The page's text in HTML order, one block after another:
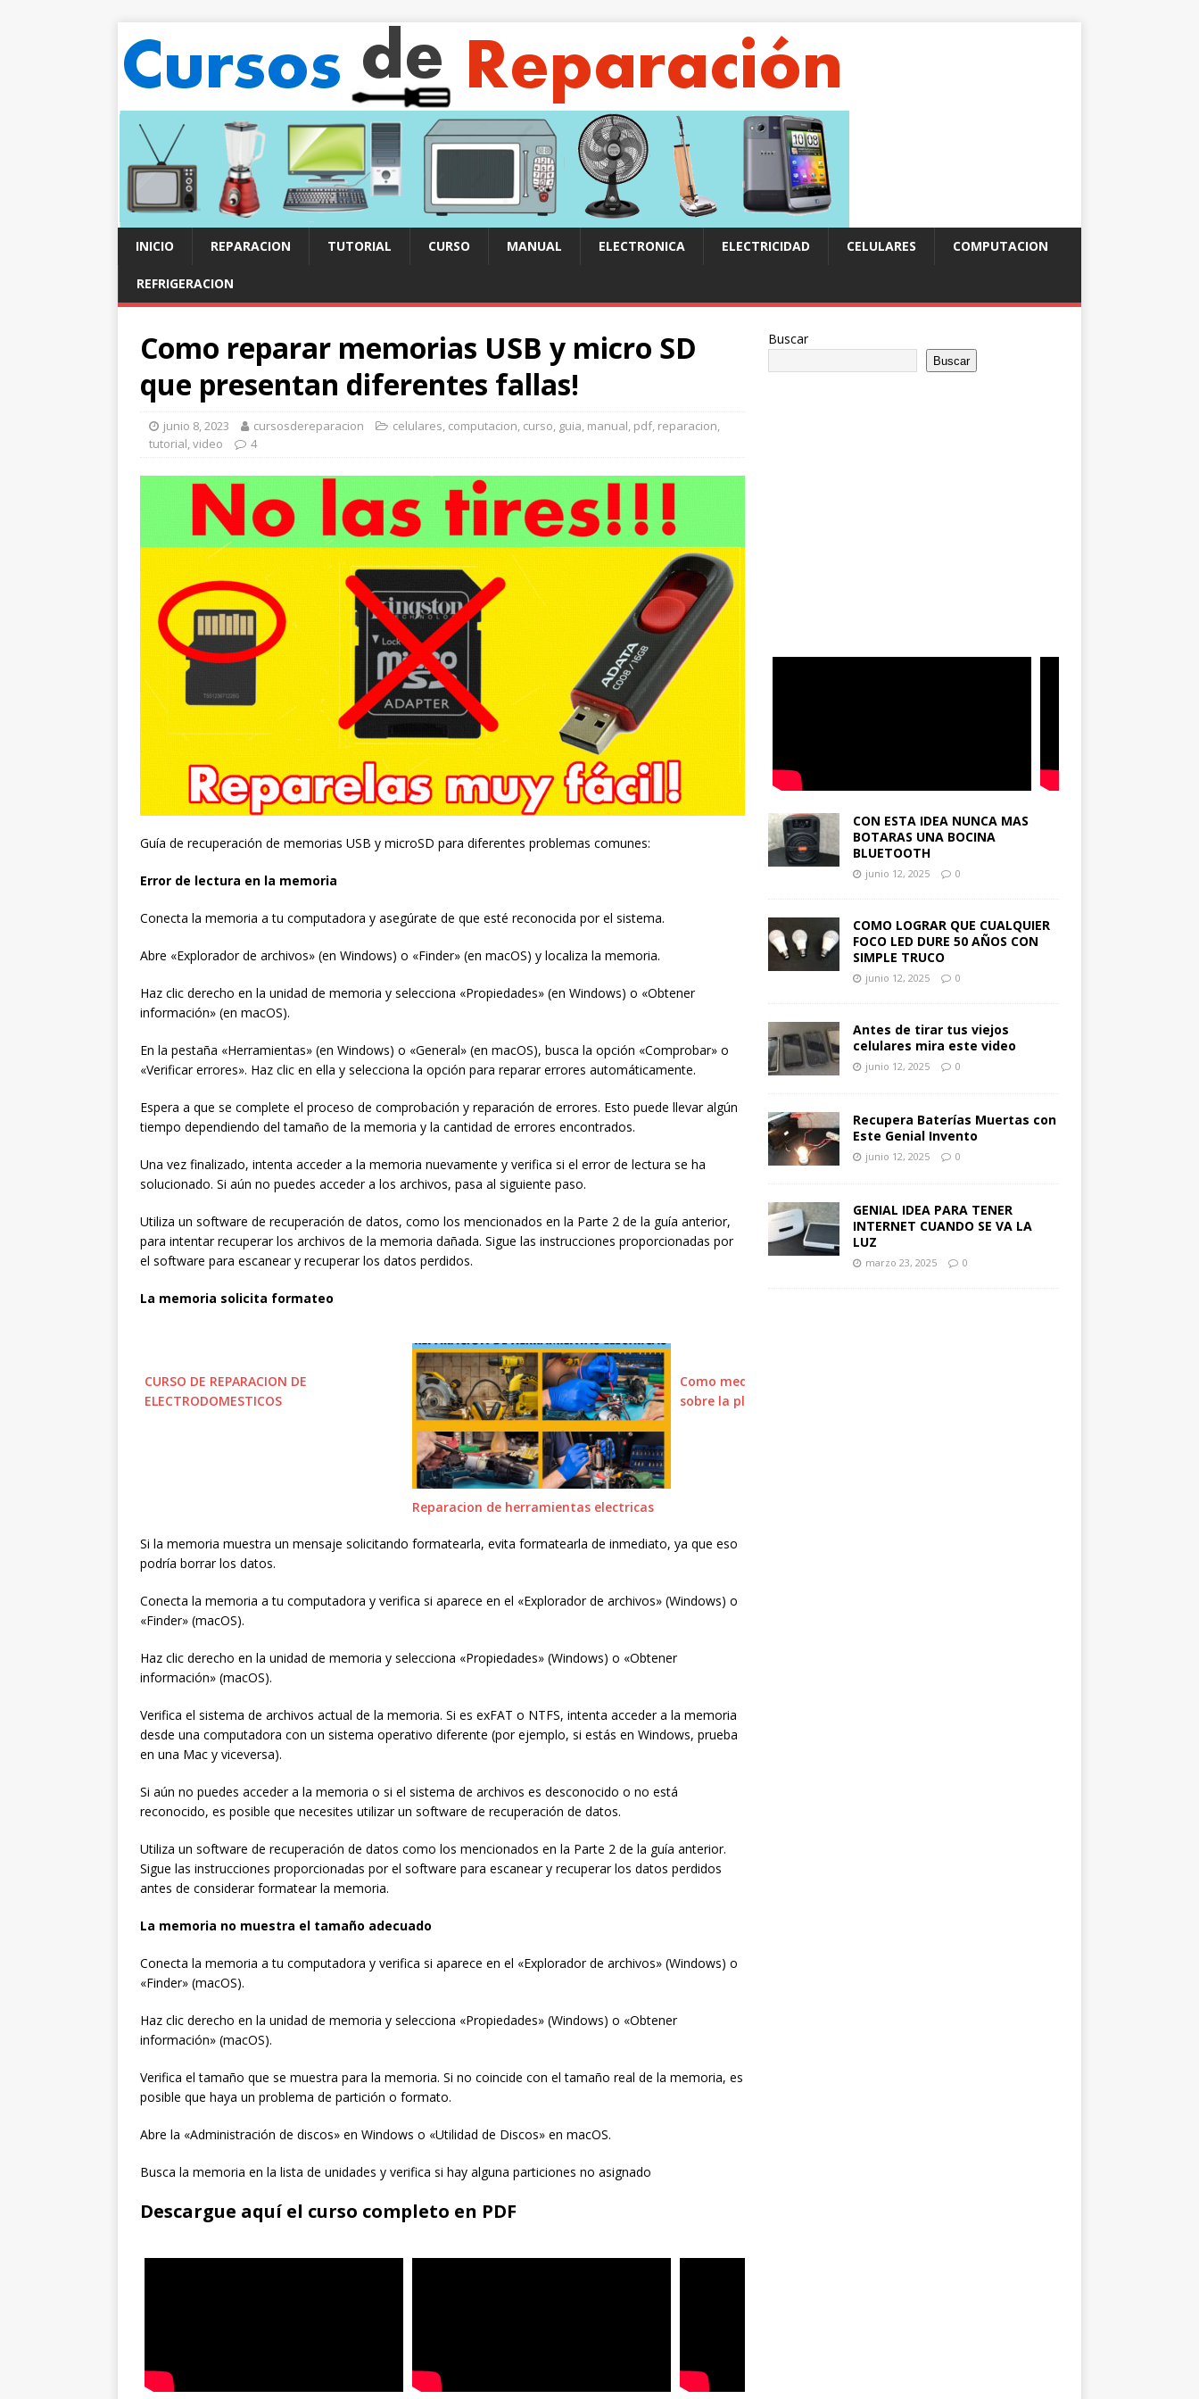
INICIO REPARACION TUTORIAL CURSO MANUAL ELECTRONICA ELECTRICIDAD CELULARES COMPUTACION
REFRIGERACION
Como reparar memorias USB y micro SD
que presentan diferentes fallas!
junio 8, 2023 cursosdereparacion celulares, computacion, curso, guia, manual, pdf, reparacion,
tutorial,video 4
Guía de recuperación de memorias USB y microSD para diferentes problemas comunes:
Error de lectura en la memoria
Conecta la memoria a tu computadora y asegúrate de que esté reconocida por el sistema.
Abre «Explorador de archivos» (en Windows) o «Finder» (en macOS) y localiza la memoria.
Haz clic derecho en la unidad de memoria y selecciona «Propiedades» (en Windows) o «Obtener
información» (en macOS).
En la pestaña «Herramientas» (en Windows) o «General» (en macOS), busca la opción «Comprobar» o
«Verificar errores». Haz clic en ella y selecciona la opción para reparar errores automáticamente.
Espera a que se complete el proceso de comprobación y reparación de errores. Esto puede llevar algún
tiempo dependiendo del tamaño de la memoria y la cantidad de errores encontrados.
Una vez finalizado, intenta acceder a la memoria nuevamente y verifica si el error de lectura se ha
solucionado. Si aún no puedes acceder a los archivos, pasa al siguiente paso.
Utiliza un software de recuperación de datos, como los mencionados en la Parte 2 de la guía anterior,
para intentar recuperar los archivos de la memoria dañada. Sigue las instrucciones proporcionadas por
el software para escanear y recuperar los datos perdidos.
La memoria solicita formateo
CURSO DE REPARACION DE
ELECTRODOMESTICOS
Reparacion de herramientas electricas
Como medir componentes electrónicos
sobre la placa!
Si la memoria muestra un mensaje solicitando formatearla, evita formatearla de inmediato, ya que eso
podría borrar los datos.
Conecta la memoria a tu computadora y verifica si aparece en el «Explorador de archivos» (Windows) o
«Finder» (macOS).
Haz clic derecho en la unidad de memoria y selecciona «Propiedades» (Windows) o «Obtener
información» (macOS).
Verifica el sistema de archivos actual de la memoria. Si es exFAT o NTFS, intenta acceder a la memoria
desde una computadora con un sistema operativo diferente (por ejemplo, si estás en Windows, prueba
en una Mac y viceversa).
Si aún no puedes acceder a la memoria o si el sistema de archivos es desconocido o no está
reconocido, es posible que necesites utilizar un software de recuperación de datos.
Utiliza un software de recuperación de datos como los mencionados en la Parte 2 de la guía anterior.
Sigue las instrucciones proporcionadas por el software para escanear y recuperar los datos perdidos
antes de considerar formatear la memoria.
La memoria no muestra el tamaño adecuado
Conecta la memoria a tu computadora y verifica si aparece en el «Explorador de archivos» (Windows) o
«Finder» (macOS).
Haz clic derecho en la unidad de memoria y selecciona «Propiedades» (Windows) o «Obtener
información» (macOS).
Verifica el tamaño que se muestra para la memoria. Si no coincide con el tamaño real de la memoria, es
posible que haya un problema de partición o formato.
Abre la «Administración de discos» en Windows o «Utilidad de Discos» en macOS.
Busca la memoria en la lista de unidades y verifica si hay alguna particiones no asignado
Descargue aquí el curso completo en PDF
Buscar
Buscar
CON ESTA IDEA NUNCA MAS
BOTARAS UNA BOCINA
BLUETOOTH
junio 12, 2025 0
COMO LOGRAR QUE CUALQUIER
FOCO LED DURE 50 AÑOS CON
SIMPLE TRUCO
junio 12, 2025 0
Antes de tirar tus viejos
celulares mira este video
junio 12, 2025 0
Recupera Baterías Muertas con
Este Genial Invento
junio 12, 2025 0
GENIAL IDEA PARA TENER
INTERNET CUANDO SE VA LA
LUZ
marzo 23, 2025 0